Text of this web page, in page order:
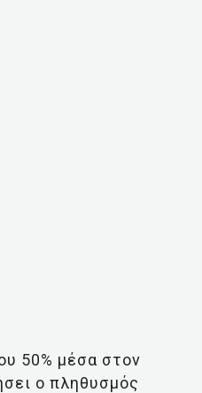
50% μέσα στον
ο πληθυσμός